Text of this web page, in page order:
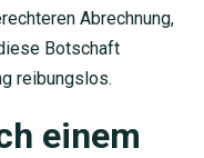
Abrechnung,
Botschaft
reibungslos.
einem